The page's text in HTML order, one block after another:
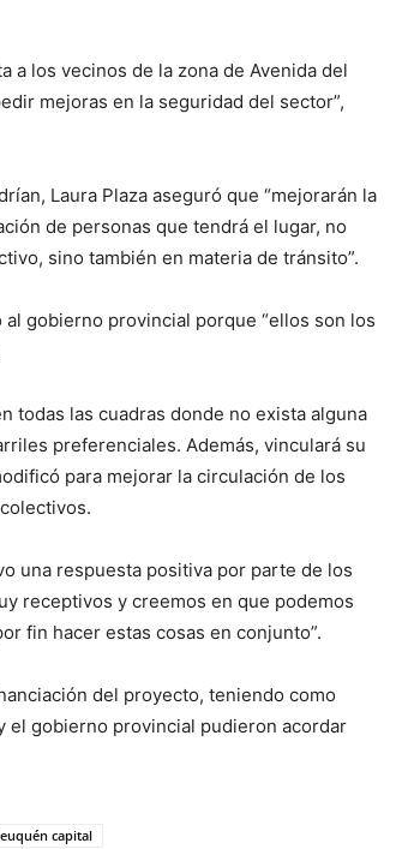
a los vecinos de la zona de Avenida del
mejoras en la seguridad del sector”,
Laura Plaza aseguró que “mejorarán la
de personas que tendrá el lugar, no
sino también en materia de tránsito”.
gobierno provincial porque “ellos son los
todas las cuadras donde no exista alguna
preferenciales. Además, vinculará su
para mejorar la circulación de los
una respuesta positiva por parte de los
receptivos y creemos en que podemos
fin hacer estas cosas en conjunto”.
del proyecto, teniendo como
el gobierno provincial pudieron acordar
capital